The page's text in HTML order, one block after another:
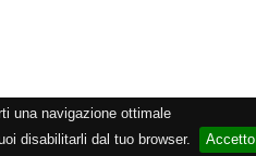
una navigazione ottimale
disabilitarli dal tuo browser.
Accetto
- Lic. SIAE 2552/1/2523 - Visitor #